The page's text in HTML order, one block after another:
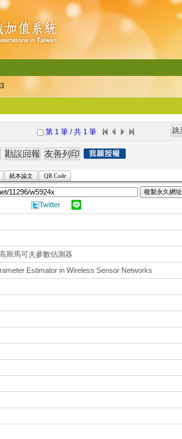
第 1 筆 / 共 1 筆
紙本論文 QR Code
複製永久網址
Twitter
斯馬可夫參數估測器
Estimator in Wireless Sensor Networks